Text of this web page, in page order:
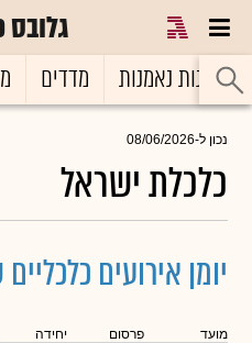
גלובס
קרנות נאמנות מדדים
נכון ל-08/06/2026
כלכלת ישראל
יומן אירועים
מועד פרסום יחידה